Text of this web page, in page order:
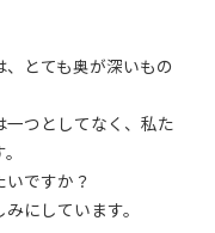
とても奥が深いもの
つとしてなく、私た
ですか？
にしています。